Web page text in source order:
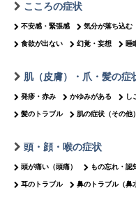
こころの症状
不安感・緊張感 気分が落ち込む
食欲が出ない 幻覚・妄想 睡
肌（皮膚）・爪・髪の症
発疹・赤み かゆみがある し
髪のトラブル 肌の症状（その他）
頭・顔・喉の症状
頭が痛い（頭痛） もの忘れ・認
耳のトラブル 鼻のトラブル（鼻